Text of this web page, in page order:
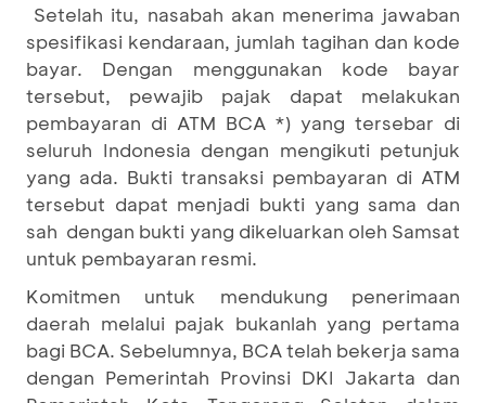
Setelah itu, nasabah akan menerima jawaban
spesifikasi kendaraan, jumlah tagihan dan kode
bayar. Dengan menggunakan kode bayar
tersebut, pewajib pajak dapat melakukan
pembayaran di ATM BCA *) yang tersebar di
seluruh Indonesia dengan mengikuti petunjuk
yang ada. Bukti transaksi pembayaran di ATM
tersebut dapat menjadi bukti yang sama dan
sah dengan bukti yang dikeluarkan oleh Samsat
untuk pembayaran resmi.
Komitmen untuk mendukung penerimaan
daerah melalui pajak bukanlah yang pertama
bagi BCA. Sebelumnya, BCA telah bekerja sama
dengan Pemerintah Provinsi DKI Jakarta dan